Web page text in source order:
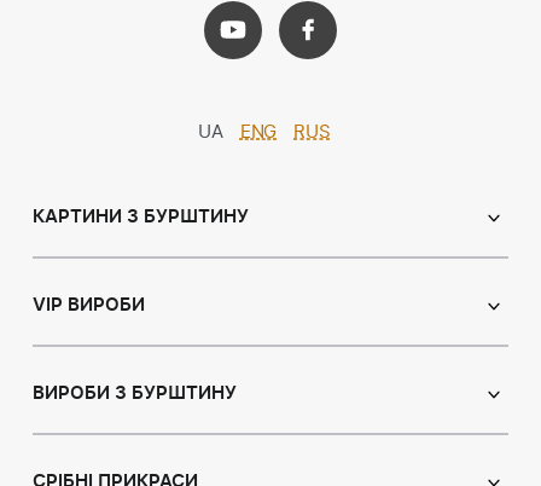
UA ENG RUS
КАРТИНИ З БУРШТИНУ
Іменні ікони
VIP ВИРОБИ
Ікони з пластин
ВИРОБИ З БУРШТИНУ
Браслети
СРІБНІ ПРИКРАСИ